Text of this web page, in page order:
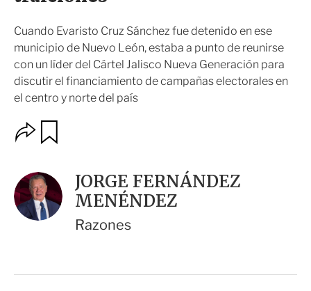
Cuando Evaristo Cruz Sánchez fue detenido en ese
municipio de Nuevo León, estaba a punto de reunirse
con un líder del Cártel Jalisco Nueva Generación para
discutir el financiamiento de campañas electorales en
el centro y norte del país
O
p
o
n
e
s
o
a
r
JORGE FERNÁNDEZ
MENÉNDEZ
Razones